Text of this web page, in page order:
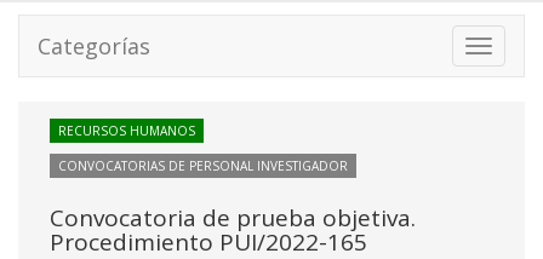
Toggle
Categorías
RECURSOS HUMANOS
CONVOCATORIAS DE PERSONAL INVESTIGADOR
Convocatoria de prueba objetiva.
Procedimiento PUI/2022-165